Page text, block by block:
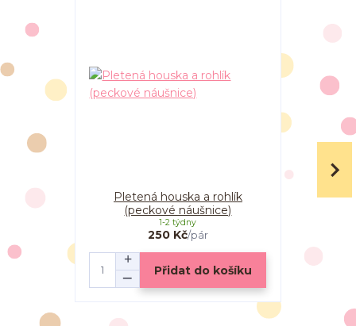
Pletená houska a rohlík
(peckové náušnice)
250 Kč/pár
1-2 týdny
Přidat do košíku
Rohlík a